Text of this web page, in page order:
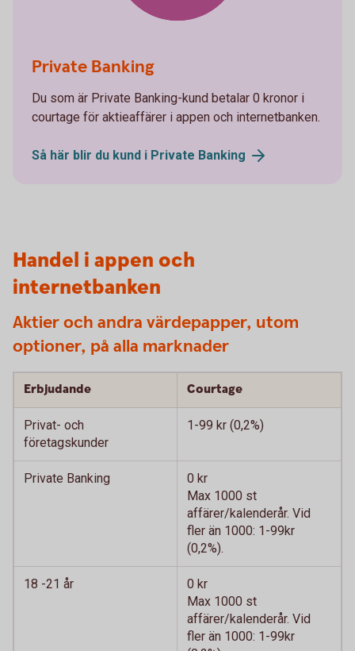
Private Banking
Du som är Private Banking-kund betalar 0 kronor i
courtage för aktieaffärer i appen och internetbanken.
Så här blir du kund i Private Banking
Handel i appen och
internetbanken
Aktier och andra värdepapper, utom
optioner, på alla marknader
Erbjudande Courtage
Privat- och
företagskunder
1-99 kr (0,2%)
Private Banking
0 kr
Max 1000 st
affärer/kalenderår. Vid
fler än 1000: 1-99kr
(0,2%).
18 -21 år
0 kr
Max 1000 st
affärer/kalenderår. Vid
fler än 1000: 1-99kr